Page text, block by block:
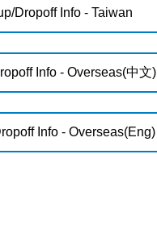
Dropoff Info - Taiwan
Info - Overseas(中文)
Info - Overseas(Eng)